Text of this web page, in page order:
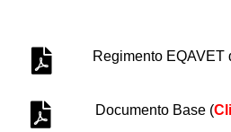
Regimento EQAVET
Documento Base (